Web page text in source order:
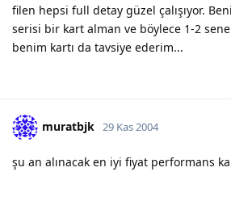
filen hepsi full detay güzel çalışıyor.
serisi bir kart alman ve böylece 1-2
benim kartı da tavsiye ederim...
muratbjk 29 Kas 2004
şu an alınacak en iyi fiyat performans